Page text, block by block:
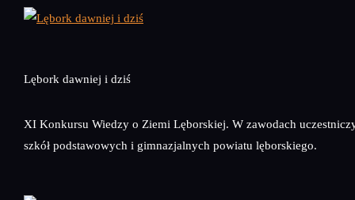
Lębork dawniej i dziś
XI Konkursu Wiedzy o Ziemi Lęborskiej. W zawodach
szkół podstawowych i gimnazjalnych powiatu lęborskiego.